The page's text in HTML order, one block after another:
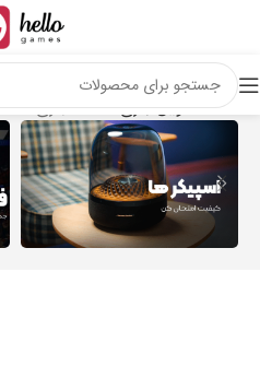
خانه عناوین بازی اکانت بازی PS۴